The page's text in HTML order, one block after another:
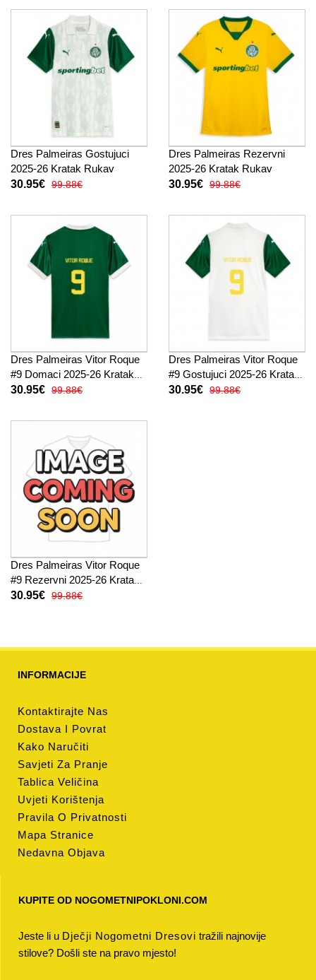
Dres Palmeiras Gostujuci
2025-26 Kratak Rukav
30.95€ 99.88€
Dres Palmeiras Rezervni
2025-26 Kratak Rukav
30.95€ 99.88€
Dres Palmeiras Vitor Roque
#9 Domaci 2025-26 Kratak
Rukav
30.95€ 99.88€
Dres Palmeiras Vitor Roque
#9 Gostujuci 2025-26 Kratak
Rukav
30.95€ 99.88€
Dres Palmeiras Vitor Roque
#9 Rezervni 2025-26 Kratak
Rukav
30.95€ 99.88€
INFORMACIJE
Kontaktirajte Nas
Dostava I Povrat
Kako Naručiti
Savjeti Za Pranje
Tablica Veličina
Uvjeti Korištenja
Pravila O Privatnosti
Mapa Stranice
Nedavna Objava
KUPITE OD NOGOMETNIPOKLONI.COM
Jeste li u Dječji Nogometni Dresovi tražili najnovije
stilove? Došli ste na pravo mjesto!